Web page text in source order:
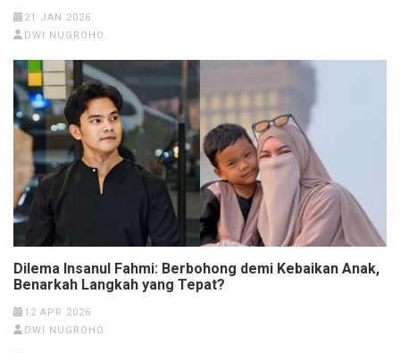
21 JAN 2026
DWI NUGROHO
Dilema Insanul Fahmi: Berbohong demi Kebaikan Anak,
Benarkah Langkah yang Tepat?
12 APR 2026
DWI NUGROHO